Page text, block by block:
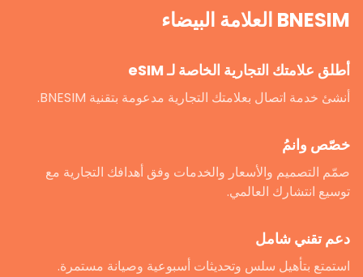
BNESIM العلامة البيضاء
أطلق علامتك التجارية الخاصة لـ eSIM
أنشئ خدمة اتصال بعلامتك التجارية مدعومة بتقنية BNESIM.
خصّص وانمُ
صمّم التصميم والأسعار والخدمات وفق أهدافك التجارية مع
توسيع انتشارك العالمي.
دعم تقني شامل
استمتع بتأهيل سلس وتحديثات أسبوعية وصيانة مستمرة.